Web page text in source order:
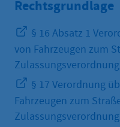
Rechtsgrundlage
§ 16 Absatz 1
von Fahrzeugen zum
Zulassungsverordnung
§ 17 Verordnung
Fahrzeugen zum
Zulassungsverordnung